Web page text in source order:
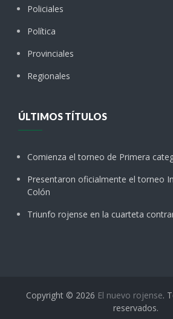
Policiales
Política
Provinciales
Regionales
ÚLTIMOS TÍTULOS
Comienza el torneo de Primera
Presentaron oficialmente el torneo
Colón
Triunfo rojense en la cuarteta
Copyright © 2026 El nuevo rojense.
reservados.